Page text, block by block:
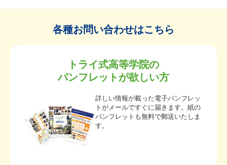
各種お問い合わせはこちら
トライ式高等学院の
パンフレットが欲しい方
詳しい情報が載った電子パンフレッ
トがメールですぐに届きます。紙の
パンフレットも無料で郵送いたしま
す。